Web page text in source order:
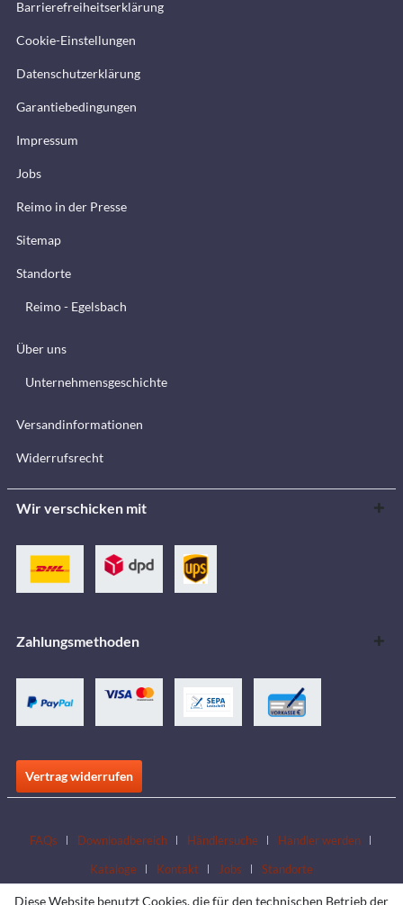
Barrierefreiheitserklärung
Cookie-Einstellungen
Datenschutzerklärung
Garantiebedingungen
Impressum
Jobs
Reimo in der Presse
Sitemap
Standorte
Reimo - Egelsbach
Über uns
Unternehmensgeschichte
Versandinformationen
Widerrufsrecht
Wir verschicken mit
Zahlungsmethoden
Vertrag widerrufen
FAQs Downloadbereich Händlersuche
Händler werden
Kataloge
Kontakt Jobs Standorte
Diese Website benutzt Cookies, die für den technischen Betrieb der